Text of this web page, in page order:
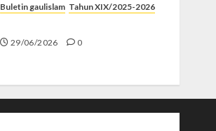
Buletin gaulislam Tahun XIX/2025-2026
29/06/2026 0